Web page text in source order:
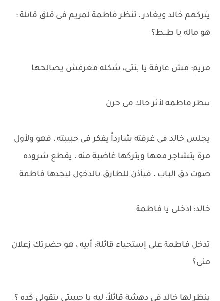
يتركهم خالد ويغادر ، تنظر فاطمة لمريم فى قلق قائلة :
هو ماله يا طنط؟
مريم: مش عارفة يا بنتى، شكله معرفش يصالحها
تنظر فاطمة لأثر خالد فى حزن
يجلس خالد فى غرفته شارداً يفكر فى حبيبته ، فهو ولأول
مرة يتشاجر معها ويتركها غاضبة منه ، يقطع شروده
صوت دق الباب ، فيأذن للطارق بالدخول ليجدها فاطمة
خالد: ادخلى يا فاطمة
تدخل فاطمة على إستحياء قائلة: أبيه ، هو حضرتك زعلان
منى؟
ينظر لها خالد فى دهشة قائلاً: ليه يا حبيبتى بتقولى كده ؟